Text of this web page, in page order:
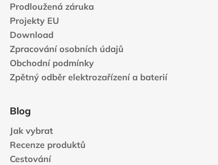
Prodloužená záruka
Projekty EU
Download
Zpracování osobních údajů
Obchodní podmínky
Zpětný odběr elektrozařízení a baterií
Blog
Jak vybrat
Recenze produktů
Cestování